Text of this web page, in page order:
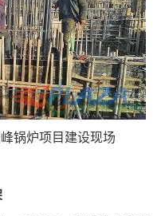
锅炉项目建设现场